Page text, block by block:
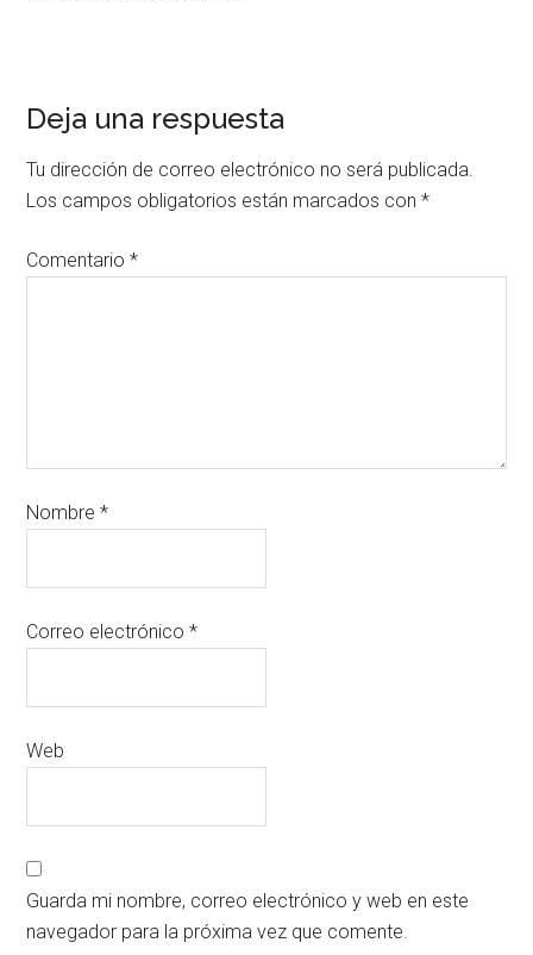
Deja una respuesta
Tu dirección de correo electrónico no será publicada.
Los campos obligatorios están marcados con*
Comentario*
Nombre*
Correo electrónico*
Web
Guarda mi nombre, correo electrónico y web en este
navegador para la próxima vez que comente.